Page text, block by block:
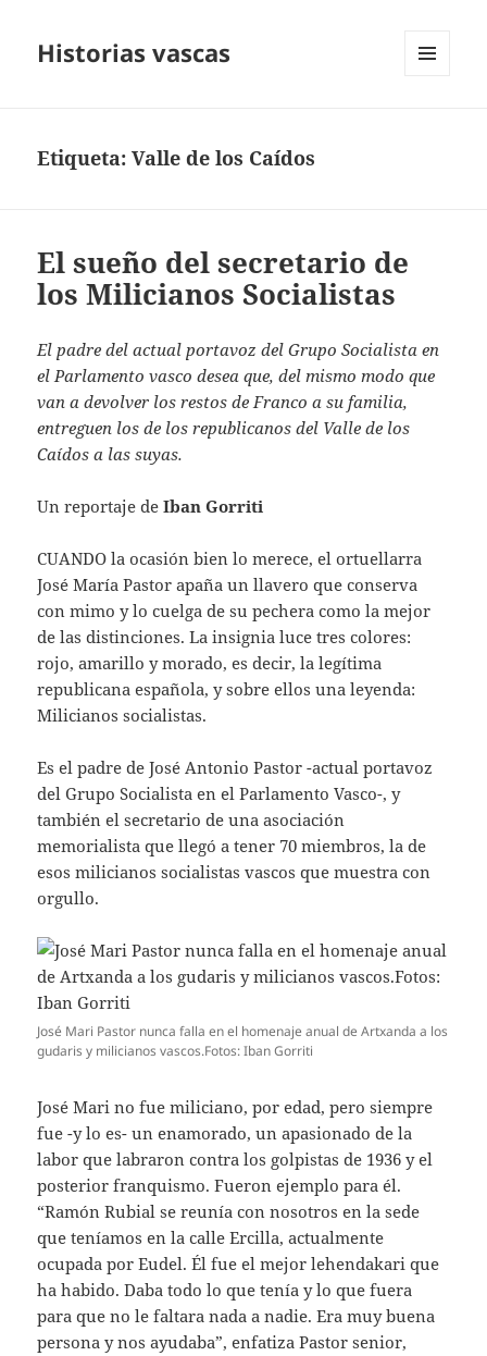
Historias vascas
Etiqueta:Valle de los Caídos
El sueño del secretario de
los Milicianos Socialistas
El padre del actual portavoz del Grupo Socialista en
el Parlamento vasco desea que, del mismo modo que
van a devolver los restos de Franco a su familia,
entreguen los de los republicanos del Valle de los
Caídos a las suyas.
Un reportaje deIban Gorriti
CUANDOla ocasión bien lo merece, el ortuellarra
José María Pastor apaña un llavero que conserva
con mimo y lo cuelga de su pechera como la mejor
de las distinciones. La insignia luce tres colores:
rojo, amarillo y morado, es decir, la legítima
republicana española, y sobre ellos una leyenda:
Milicianos socialistas.
Es el padre de José Antonio Pastor -actual portavoz
del Grupo Socialista en el Parlamento Vasco-, y
también el secretario de una asociación
memorialista que llegó a tener 70 miembros, la de
esos milicianos socialistas vascos que muestra con
orgullo.
José Mari Pastor nunca falla en el homenaje anual de Artxanda a los
gudaris y milicianos vascos.Fotos: Iban Gorriti
José Mari no fue miliciano, por edad, pero siempre
fue -y lo es- un enamorado, un apasionado de la
labor que labraron contra los golpistas de 1936 y el
posterior franquismo. Fueron ejemplo para él.
“Ramón Rubial se reunía con nosotros en la sede
que teníamos en la calle Ercilla, actualmente
ocupada por Eudel. Él fue el mejor lehendakari que
ha habido. Daba todo lo que tenía y lo que fuera
para que no le faltara nada a nadie. Era muy buena
persona y nos ayudaba”, enfatiza Pastor senior,